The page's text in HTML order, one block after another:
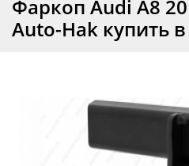
Фаркоп Audi A8
Auto-Hak купить